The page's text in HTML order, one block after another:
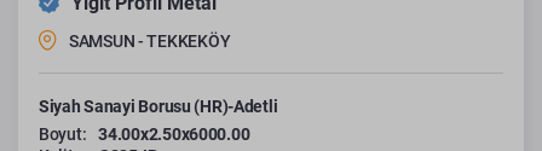
SAMSUN - TEKKEKÖY
Siyah Sanayi Borusu (HR)-Adetli
Boyut:
34.00x2.50x6000.00